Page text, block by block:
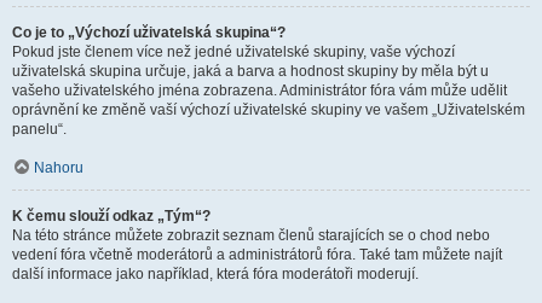
Co je to „Výchozí uživatelská skupina“?
Pokud jste členem více než jedné uživatelské skupiny, vaše výchozí
uživatelská skupina určuje, jaká a barva a hodnost skupiny by měla být u
vašeho uživatelského jména zobrazena. Administrátor fóra vám může udělit
oprávnění ke změně vaší výchozí uživatelské skupiny ve vašem „Uživatelském
panelu“.
Nahoru
K čemu slouží odkaz „Tým“?
Na této stránce můžete zobrazit seznam členů starajících se o chod nebo
vedení fóra včetně moderátorů a administrátorů fóra. Také tam můžete najít
další informace jako například, která fóra moderátoři moderují.